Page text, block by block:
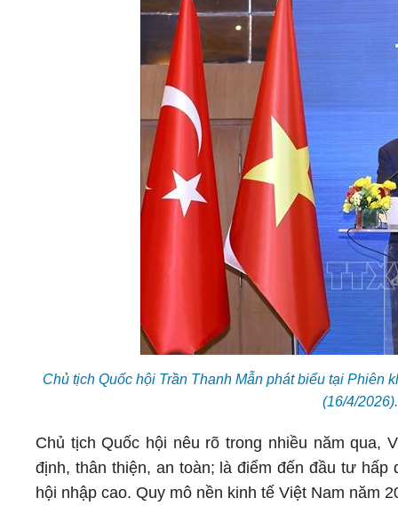
Chủ tịch Quốc hội Trần Thanh Mẫn phát biểu tại Phiên
(16/4/
Chủ tịch Quốc hội nêu rõ trong nhiều năm qua,
định, thân thiện, an toàn; là điểm đến đầu tư
hội nhập cao. Quy mô nền kinh tế Việt Nam năm